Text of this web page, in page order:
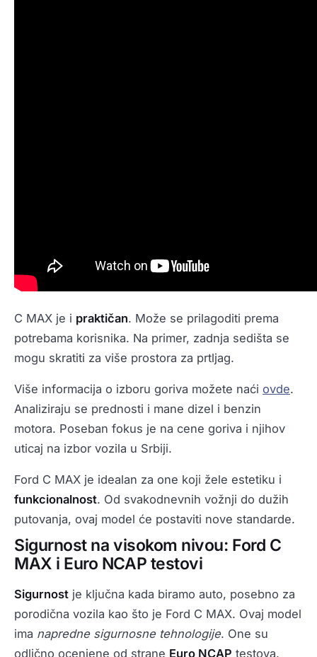
C MAX je i praktičan. Može se prilagoditi prema
potrebama korisnika. Na primer, zadnja sedišta se
mogu skratiti za više prostora za prtljag.
Više informacija o izboru goriva možete naći ovde.
Analiziraju se prednosti i mane dizel i benzin
motora. Poseban fokus je na cene goriva i njihov
uticaj na izbor vozila u Srbiji.
Ford C MAX je idealan za one koji žele estetiku i
funkcionalnost. Od svakodnevnih vožnji do dužih
putovanja, ovaj model će postaviti nove standarde.
Sigurnost na visokom nivou: Ford C
MAX i Euro NCAP testovi
Sigurnost je ključna kada biramo auto, posebno za
porodična vozila kao što je Ford C MAX. Ovaj model
ima napredne sigurnosne tehnologije. One su
odlično ocenjene od strane Euro NCAP testova.